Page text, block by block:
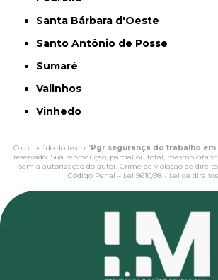
Santa Bárbara d'Oeste
Santo Antônio de Posse
Sumaré
Valinhos
Vinhedo
O conteúdo do texto "Pgr segurança do trabalho em
reservado. Sua reprodução, parcial ou total, mesmo
sem a autorização do autor. Crime de violação de
Código Penal – Lei 9610/98 - Lei de